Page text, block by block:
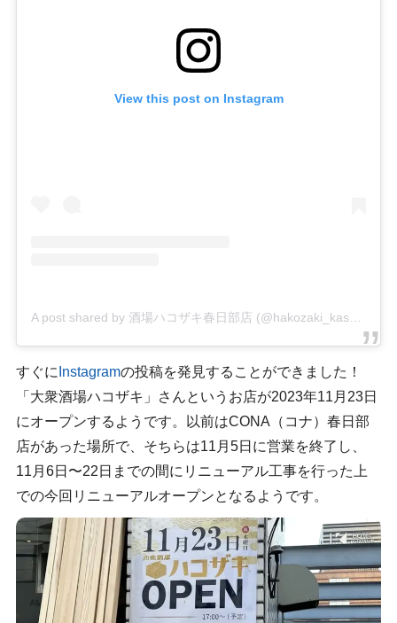
View this post on Instagram
すぐに Instagramの投稿を発見することができました！
「大衆酒場ハコザキ」さんというお店が2023年11月23日
にオープンするようです。以前はCONA（コナ）春日部
店があった場所で、そちらは11月5日に営業を終了し、
11月6日〜22日までの間にリニューアル工事を行った上
での今回リニューアルオープンとなるようです。